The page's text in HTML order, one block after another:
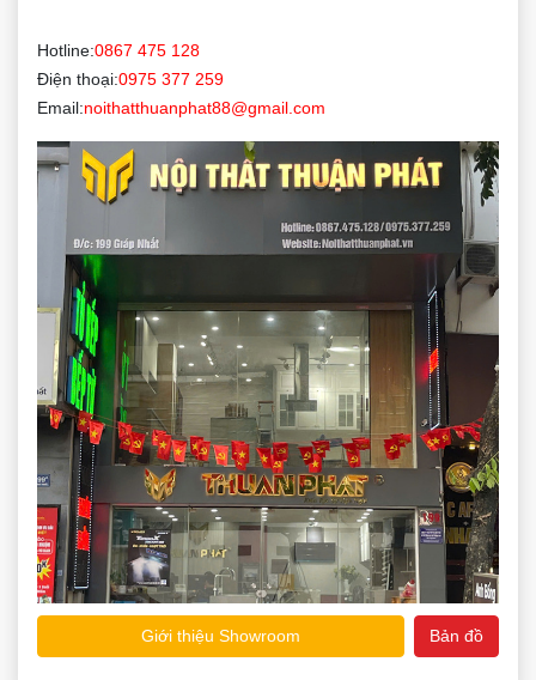
Hotline:0867 475 128
Điện thoại:0975 377 259
Email:noithatthuanphat88@gmail.com
Giới thiệu Showroom Bản đồ